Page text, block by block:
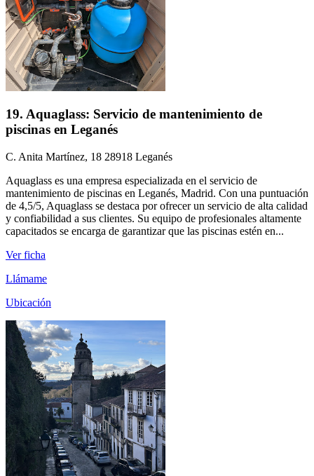
19. Aquaglass: Servicio de mantenimiento de
piscinas en Leganés
C. Anita Martínez, 18 28918 Leganés
Aquaglass es una empresa especializada en el servicio de
mantenimiento de piscinas en Leganés, Madrid. Con una puntuación
de 4,5/5, Aquaglass se destaca por ofrecer un servicio de alta calidad
y confiabilidad a sus clientes. Su equipo de profesionales altamente
capacitados se encarga de garantizar que las piscinas estén en...
Ver ficha
Llámame
Ubicación